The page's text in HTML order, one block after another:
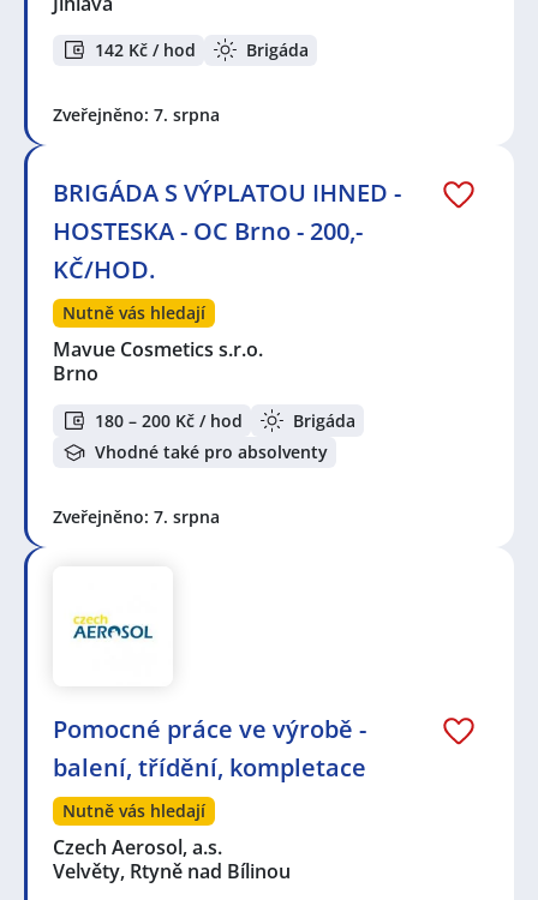
142 Kč / hod Brigáda
Zveřejněno: 7. srpna
BRIGÁDA S VÝPLATOU IHNED -
HOSTESKA - OC Brno - 200,-
KČ/HOD.
Nutně vás hledají
Mavue Cosmetics s.r.o.
Brno
180 – 200 Kč / hod
Brigáda
Vhodné také pro absolventy
Zveřejněno: 7. srpna
Pomocné práce ve výrobě -
balení, třídění, kompletace
Nutně vás hledají
Czech Aerosol, a.s.
Velvěty, Rtyně nad Bílinou